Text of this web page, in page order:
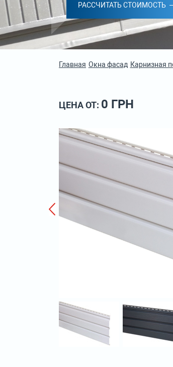
РАССЧИТАТЬ СТОИМОСТЬ
Главная Окна фасад Карнизная
ЦЕНА ОТ: 0 ГРН